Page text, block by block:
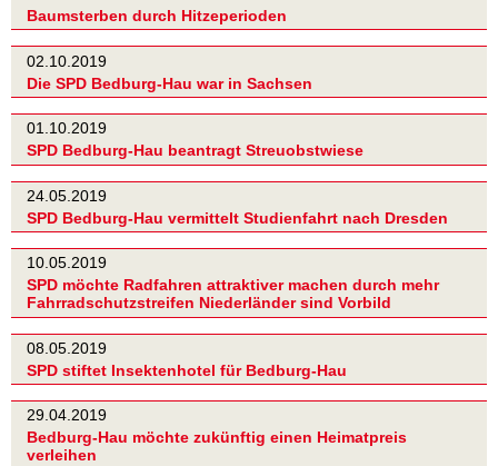
Baumsterben durch Hitzeperioden
02.10.2019
Die SPD Bedburg-Hau war in Sachsen
01.10.2019
SPD Bedburg-Hau beantragt Streuobstwiese
24.05.2019
SPD Bedburg-Hau vermittelt Studienfahrt nach Dresden
10.05.2019
SPD möchte Radfahren attraktiver machen durch mehr
Fahrradschutzstreifen Niederländer sind Vorbild
08.05.2019
SPD stiftet Insektenhotel für Bedburg-Hau
29.04.2019
Bedburg-Hau möchte zukünftig einen Heimatpreis
verleihen